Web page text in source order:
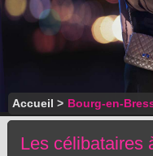
Accueil > Bourg-en-
Les célibataires